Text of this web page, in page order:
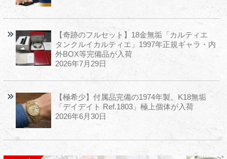
【奇跡のフルセット】18金無垢「カルティエ
タンクルイカルティエ」1997年正規ギャラ・内
外BOX等完備品が入荷
2026年7月29日
【極希少】付属品完備の1974年製。K18無垢
「デイデイト Ref.1803」極上個体が入荷
2026年6月30日